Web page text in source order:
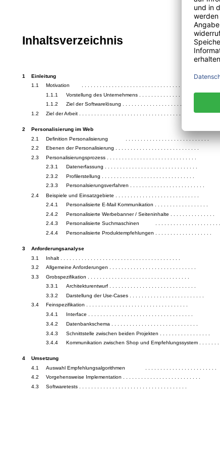
Inhaltsverzeichnis
1 Einleitung
1.1
Motivation . . . . . . . . . . . . . . . . . . . . . . . . . . . . . . . . . . . . .
1.1.1
Vorstellung des Unternehmens . . . . . . . . . . . . . . . . . . . . . .
1.1.2
Ziel der Softwarelösung . . . . . . . . . . . . . . . . . . . . . . . . . .
1.2
Ziel der Arbeit . . . . . . . . . . . . . . . . . . . . . . . . . . . . . . . . . . .
2 Personalisierung im Web
2.1
Definition Personalisierung
2.2
Ebenen der Personalisierung . . . . . . . . . . . . . . . . . . . . . . . . . . . .
2.3
Personalisierungsprozess . . . . . . . . . . . . . . . . . . . . . . . . . . . . . .
2.3.1
Datenerfassung . . . . . . . . . . . . . . . . . . . . . . . . . . . . . . .
2.3.2
Profilerstellung . . . . . . . . . . . . . . . . . . . . . . . . . . . . . . .
2.3.3
Personalsierungsverfahren . . . . . . . . . . . . . . . . . . . . . . . . .
2.4
Beispiele und Einsatzgebiete . . . . . . . . . . . . . . . . . . . . . . . . . . . .
2.4.1
Personalisierte E-Mail Kommunikation . . . . . . . . . . . . . . . . . .
2.4.2
Personalisierte Werbebanner / Seiteninhalte . . . . . . . . . . . . . . .
2.4.3
Personalisierte Suchmaschinen
2.4.4
Personalisierte Produktempfehlungen . . . . . . . . . . . . . . . . . . .
3 Anforderungsanalyse
3.1
Inhalt . . . . . . . . . . . . . . . . . . . . . . . . . . . . . . . . . . . . . . . .
3.2
Allgemeine Anforderungen . . . . . . . . . . . . . . . . . . . . . . . . . . . . .
3.3
Grobspezifikation . . . . . . . . . . . . . . . . . . . . . . . . . . . . . . . . . .
3.3.1
Architekturentwurf . . . . . . . . . . . . . . . . . . . . . . . . . . . . .
3.3.2
Darstellung der Use-Cases . . . . . . . . . . . . . . . . . . . . . . . . .
3.4
Feinspezifikation . . . . . . . . . . . . . . . . . . . . . . . . . . . . . . . . . .
3.4.1
Interface . . . . . . . . . . . . . . . . . . . . . . . . . . . . . . . . . . .
3.4.2
Datenbankschema . . . . . . . . . . . . . . . . . . . . . . . . . . . . .
3.4.3
Schnittstelle zwischen beiden Projekten . . . . . . . . . . . . . . . . .
3.4.4
Kommunikation zwischen Shop und Empfehlungssystem . . . . . . . .
4 Umsetzung
4.1
Auswahl Empfehlungsalgorithmen
4.2
Vorgehensweise Implementation . . . . . . . . . . . . . . . . . . . . . . . . . .
4.3
Softwaretests . . . . . . . . . . . . . . . . . . . . . . . . . . . . . . . . . . . .